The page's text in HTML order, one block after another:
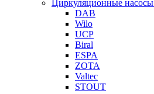
Циркуляционные насосы
DAB
Wilo
UCP
Biral
ESPA
ZOTA
Valtec
STOUT